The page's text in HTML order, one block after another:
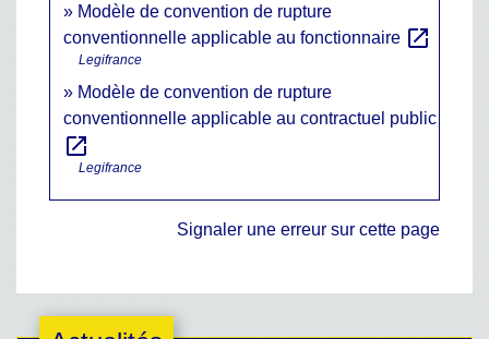
Modèle de convention de rupture
conventionnelle applicable au fonctionnaire open_in_new
Legifrance
Modèle de convention de rupture
conventionnelle applicable au contractuel public
open_in_new
Legifrance
Signaler une erreur sur cette page